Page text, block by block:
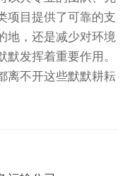
项目提供了可靠的支
地，还是减少对环境
发挥着重要作用。
离不开这些默默耕耘